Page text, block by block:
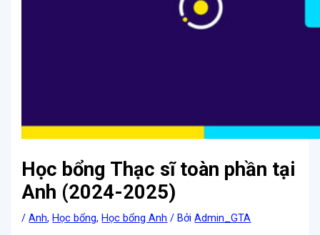
Học bổng Thạc sĩ toàn phần tại
Anh (2024-2025)
/Anh,Học bổng,Học bổng Anh / BởiAdmin_GTA